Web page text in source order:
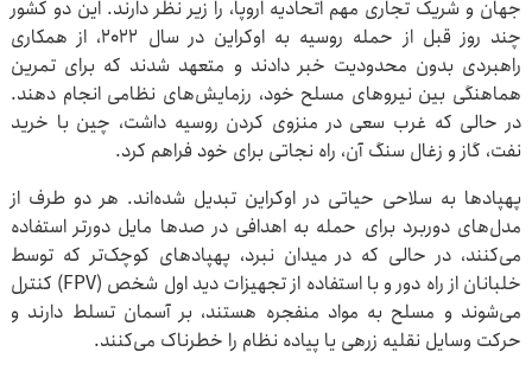
جهان و شریک تجاری مهم اتحادیه اروپا، را زیر نظر دارند. این دو کشور
چند روز قبل از حمله روسیه به اوکراین در سال ۲۰۲۲، از همکاری
راهبردی بدون محدودیت خبر دادند و متعهد شدند که برای تمرین
هماهنگی بین نیروهای مسلح خود، رزمایش‌های نظامی انجام دهند.
در حالی که غرب سعی در منزوی کردن روسیه داشت، چین با خرید
نفت، گاز و زغال سنگ آن، راه نجاتی برای خود فراهم کرد.
پهپادها به سلاحی حیاتی در اوکراین تبدیل شده‌اند. هر دو طرف از
مدل‌های دوربرد برای حمله به اهدافی در صدها مایل دورتر استفاده
می‌کنند، در حالی که در میدان نبرد، پهپادهای کوچک‌تر که توسط
خلبانان از راه دور و با استفاده از تجهیزات دید اول شخص (FPV) کنترل
می‌شوند و مسلح به مواد منفجره هستند، بر آسمان تسلط دارند و
حرکت وسایل نقلیه زرهی یا پیاده نظام را خطرناک می‌کنند.